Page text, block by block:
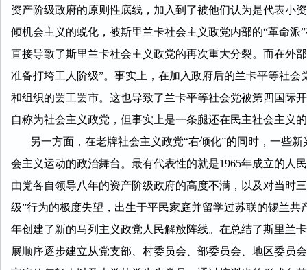
资产阶级政府的原则性底线，加入到了被他们认为是代表小
倾机会主义的蜕化，被斯里兰卡社会主义政党内部的“革命
直接导致了斯里兰卡社会主义政党的再次重大分裂。而在外
准备打垮工人阶级”。事实上，在加入政府后的兰卡平等社
和组织的罢工罢市。这也导致了兰卡平等社会党被第四国际
自称为社会主义政党，但事实上是一条腿还在民主社会主义
另一方面，在老牌社会主义政党“右倾化”的同时，一些新
会主义运动的政治舞台。最有代表性的就是1965年成立的人
由党各自领导八年的资产阶级政府的高度不满，以及对当时
级”行为的极度失望，出生于平民家庭并留学过苏联的锡兰共
年创建了新的马列主义政党人民解放阵线。在总结了斯里兰
展顺序逐步建立从党支部、村委员会、部委员会、地区委员